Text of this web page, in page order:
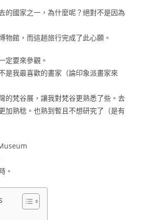
的國家之一，為什麼呢？絕對不是因為
物館，而這趟旅行完成了此心願。
定要來參觀。
是我最喜歡的畫家（論印象派畫家來
的梵谷展，讓我對梵谷更熟悉了些。去
加熟稔。也熟到暫且不想研究了（是有
。